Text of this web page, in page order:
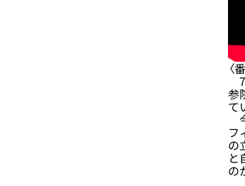
〈
参
て
フ
の
と
の